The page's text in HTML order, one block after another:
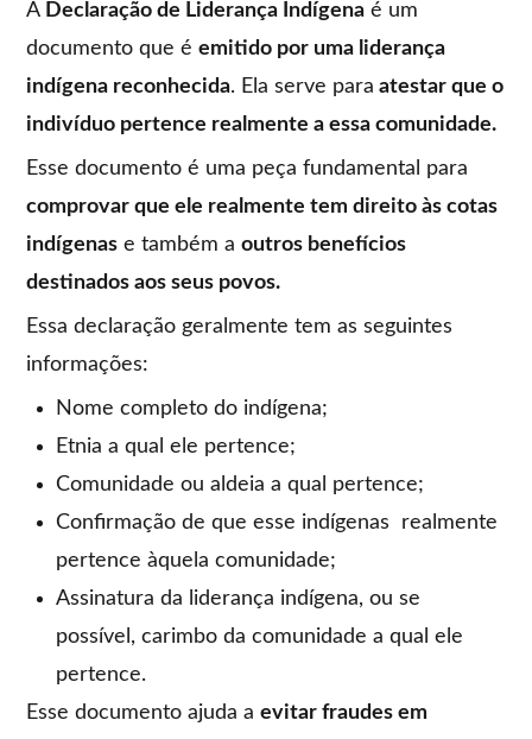
A Declaração de Liderança Indígena é um
documento que éemitido por uma liderança
indígena reconhecida. Ela serve para atestar que o
indivíduo pertence realmente a essa comunidade.
Esse documento é uma peça fundamental para
comprovar que ele realmente tem direito às cotas
indígenas e também aoutros benefícios
destinados aos seus povos.
Essa declaração geralmente tem as seguintes
informações:
Nome completo do indígena;
Etnia a qual ele pertence;
Comunidade ou aldeia a qual pertence;
Confirmação de que esse indígenas realmente
pertence àquela comunidade;
Assinatura da liderança indígena, ou se
possível, carimbo da comunidade a qual ele
pertence.
Esse documento ajuda aevitar fraudes em